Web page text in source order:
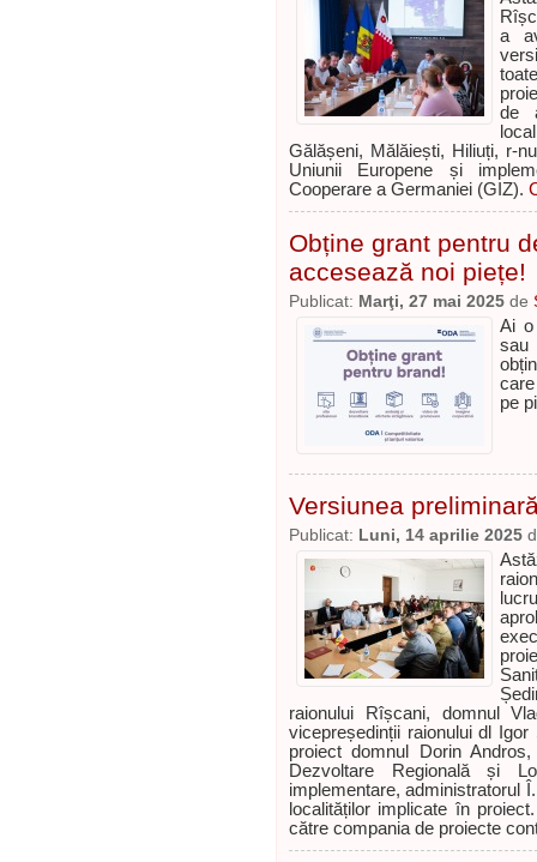
a
de
Gălășeni, Mălăiești, Hiliuți, r-
Uniunii Europene și
Cooperare a Germaniei (GIZ).
Obține grant pentru
accesează noi piețe!
Publicat: Marţi, 27 mai 2025 de
Ai o
sau
pe
Versiunea
Publicat: Luni, 14 aprilie 2025
raionului Rîșcani, domnul
vicepreședinții raionului dl
proiect domnul Dorin
Dezvoltare Regională și
implementare, administratorul
localităților implicate în
către compania de proiecte